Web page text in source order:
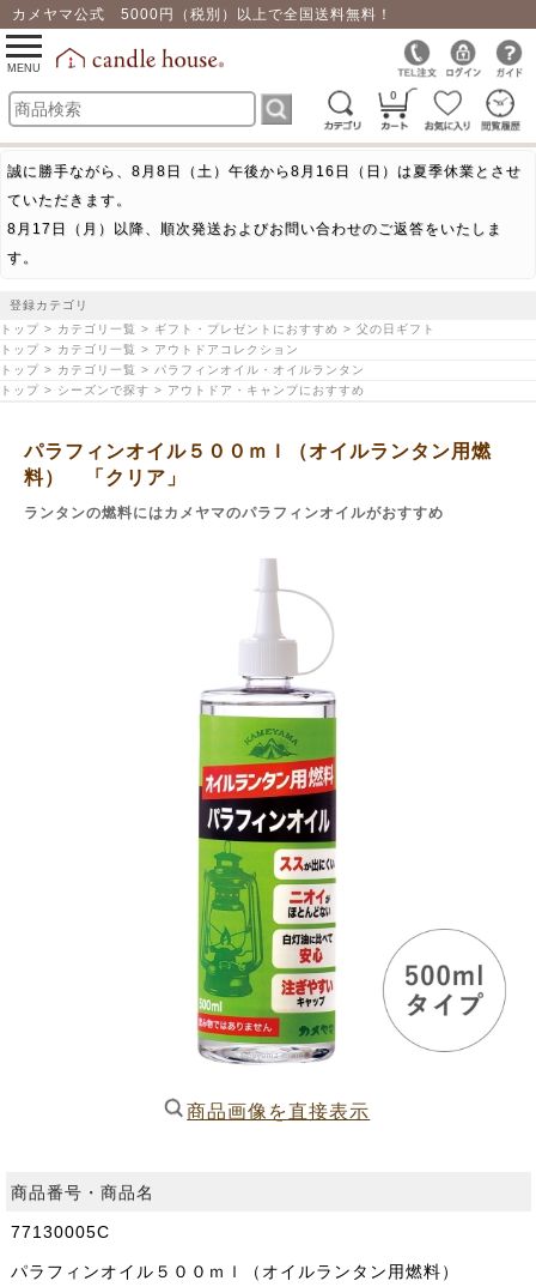
カメヤマ公式 5000円（税別）以上で全国送料無料！
0
toggle
navigation
MENU
誠に勝手ながら、8月8日（土）午後から8月16日（日）は夏季休業とさせ
ていただきます。
8月17日（月）以降、順次発送およびお問い合わせのご返答をいたしま
す。
登録カテゴリ
トップ > カテゴリ一覧 > ギフト・プレゼントにおすすめ > 父の日ギフト
トップ > カテゴリ一覧 > アウトドアコレクション
トップ > カテゴリ一覧 > パラフィンオイル・オイルランタン
トップ > シーズンで探す > アウトドア・キャンプにおすすめ
パラフィンオイル５００ｍｌ（オイルランタン用燃
料） 「クリア」
ランタンの燃料にはカメヤマのパラフィンオイルがおすすめ
商品画像を直接表示
商品番号・商品名
77130005C
パラフィンオイル５００ｍｌ（オイルランタン用燃料）